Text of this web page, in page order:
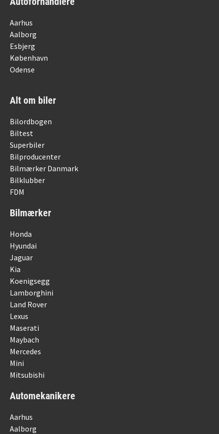
Aarhus
Aalborg
Esbjerg
København
Odense
Alt om biler
Bilordbogen
Biltest
Superbiler
Bilproducenter
Bilmærker Danmark
Bilklubber
FDM
Bilmærker
Honda
Hyundai
Jaguar
Kia
Koenigsegg
Lamborghini
Land Rover
Lexus
Maserati
Maybach
Mercedes
Mini
Mitsubishi
Automekanikere
Aarhus
Aalborg